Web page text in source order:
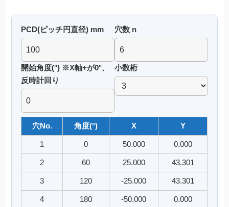
PCD(ピッチ円直径) mm 穴数 n
開始角度(°) ※X軸+が0°、
反時計回り
小数桁
穴No. 角度(°) X Y
1 0 50.000 0.000
2 60 25.000 43.301
3 120 -25.000 43.301
4 180 -50.000 0.000